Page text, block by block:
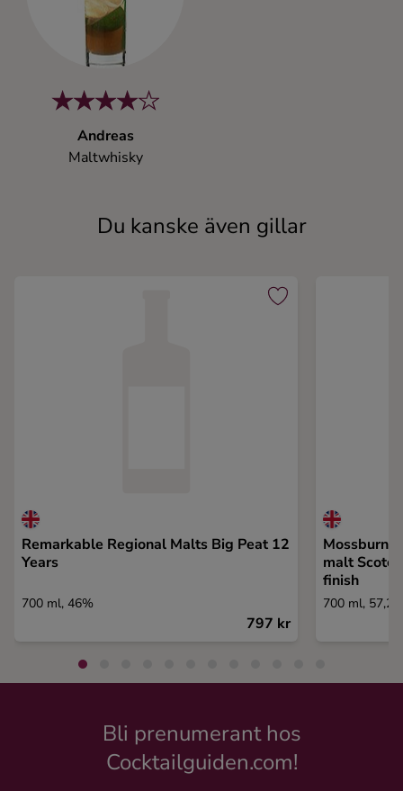
Andreas
Maltwhisky
Du kanske även gillar
Remarkable Regional Malts Big Peat 12
Years
700 ml, 46%
797 kr
Mossburn
malt
finish
700 ml,
Bli prenumerant hos
Cocktailguiden.com!